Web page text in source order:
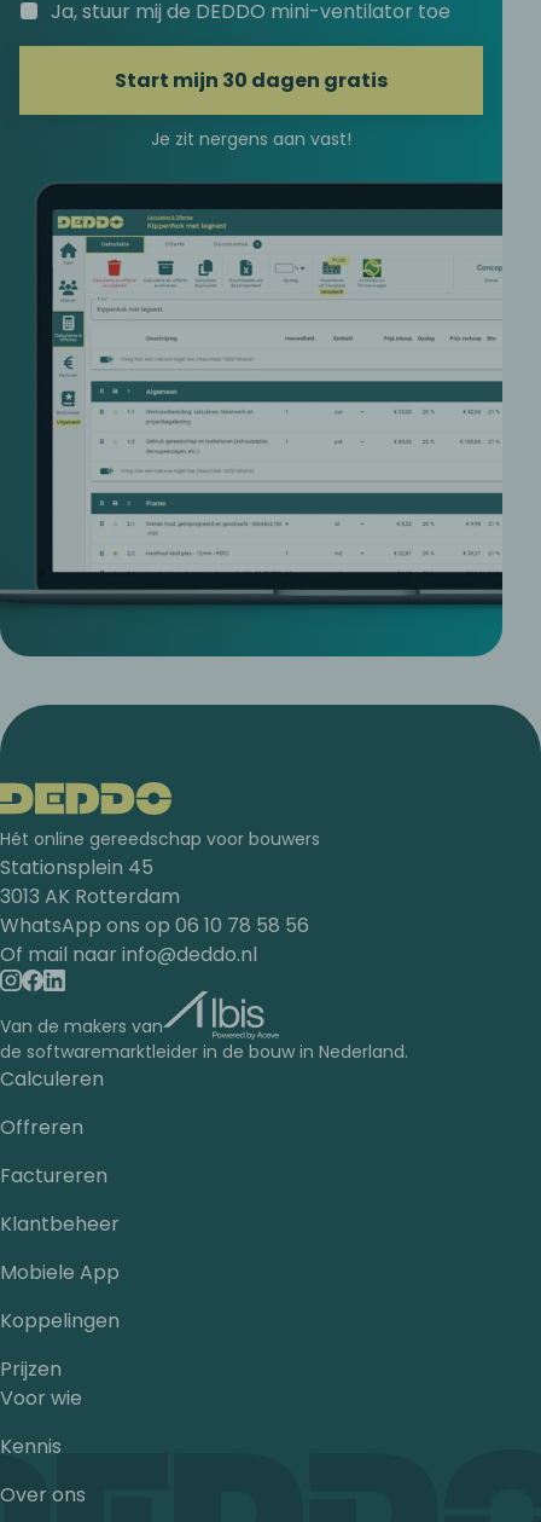
Ja, stuur mij de DEDDO mini-ventilator toe
Start mijn 30 dagen gratis
Je zit nergens aan vast!
Hét online gereedschap voor bouwers
Stationsplein 45
3013 AK Rotterdam
WhatsApp ons op 06 10 78 58 56
Of mail naar info@deddo.nl
Van de makers van
de softwaremarktleider in de bouw in Nederland.
Calculeren
Offreren
Factureren
Klantbeheer
Mobiele App
Koppelingen
Prijzen
Voor wie
Kennis
Over ons